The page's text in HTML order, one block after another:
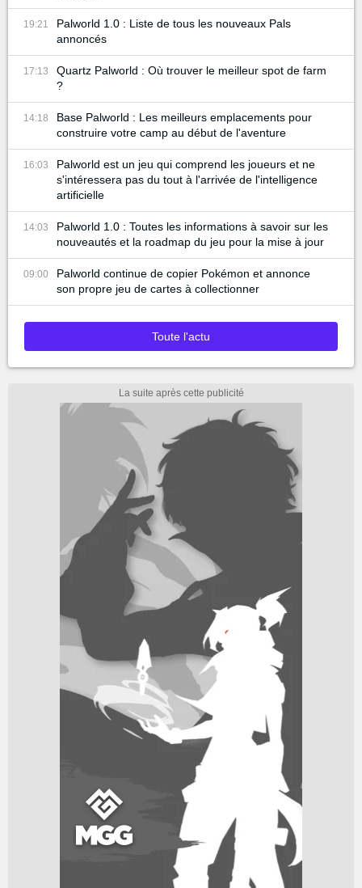
19:21
Palworld 1.0 : Liste de tous les nouveaux Pals
annoncés
17:13
Quartz Palworld : Où trouver le meilleur spot de farm
?
14:18
Base Palworld : Les meilleurs emplacements pour
construire votre camp au début de l'aventure
16:03
Palworld est un jeu qui comprend les joueurs et ne
s'intéressera pas du tout à l'arrivée de l'intelligence
artificielle
14:03
Palworld 1.0 : Toutes les informations à savoir sur les
nouveautés et la roadmap du jeu pour la mise à jour
09:00
Palworld continue de copier Pokémon et annonce
son propre jeu de cartes à collectionner
Toute l'actu